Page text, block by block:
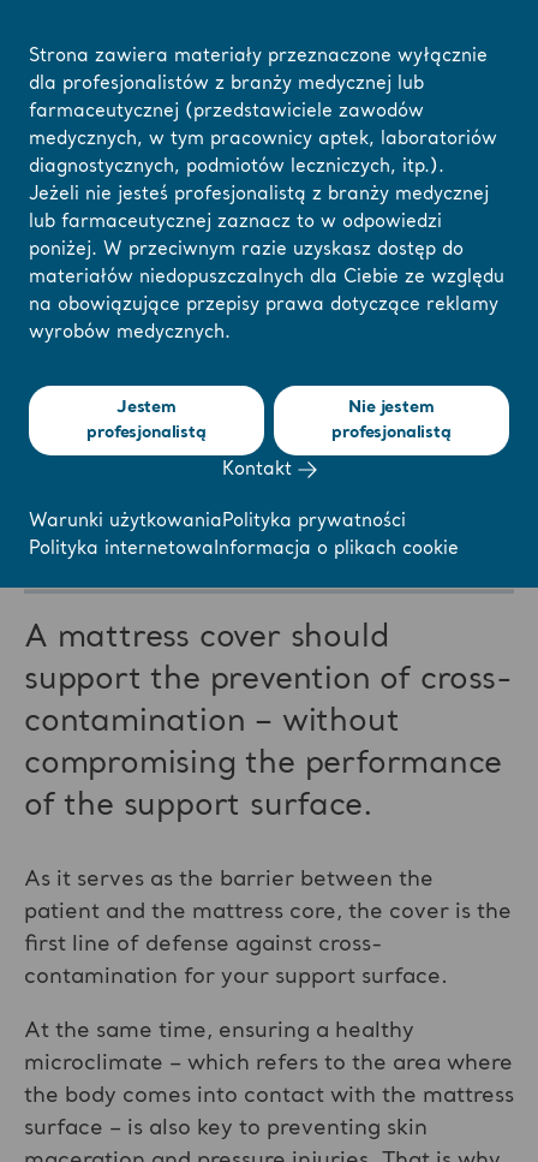
Tutaj możesz
zmienić swój region
lub język
ROZUMIEM
Strona główna / ... / Arjo Blog / How our cover fabrics are designed to
How our cover
fabrics are
designed to
support
infection control
A mattress cover should
support the prevention of cross-
contamination – without
compromising the performance
of the support surface.
As it serves as the barrier between the
patient and the mattress core, the cover is the
first line of defense against cross-
contamination for your support surface.
At the same time, ensuring a healthy
microclimate – which refers to the area where
the body comes into contact with the mattress
surface – is also key to preventing skin
Strona zawiera materiały przeznaczone wyłącznie
dla profesjonalistów z branży medycznej lub
farmaceutycznej (przedstawiciele zawodów
medycznych, w tym pracownicy aptek, laboratoriów
diagnostycznych, podmiotów leczniczych, itp.).
Jeżeli nie jesteś profesjonalistą z branży medycznej
lub farmaceutycznej zaznacz to w odpowiedzi
poniżej. W przeciwnym razie uzyskasz dostęp do
materiałów niedopuszczalnych dla Ciebie ze względu
na obowiązujące przepisy prawa dotyczące reklamy
wyrobów medycznych.
Jestem
profesjonalistą
Nie jestem
profesjonalistą
Kontakt
Warunki użytkowaniaPolityka prywatności
Polityka internetowaInformacja o plikach cookie